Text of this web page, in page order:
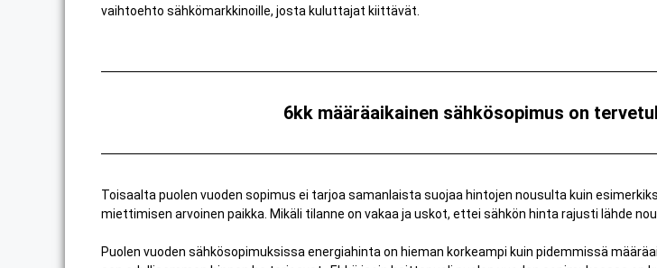
vaihtoehto sähkömarkkinoille, josta kuluttajat kiittävät.
6kk määräaikainen sähkösopimus on
Toisaalta puolen vuoden sopimus ei tarjoa samanlaista suojaa hintojen nousulta kuin
miettimisen arvoinen paikka. Mikäli tilanne on vakaa ja uskot, ettei sähkön hinta rajusti lähde
Puolen vuoden sähkösopimuksissa energiahinta on hieman korkeampi kuin pidemmissä